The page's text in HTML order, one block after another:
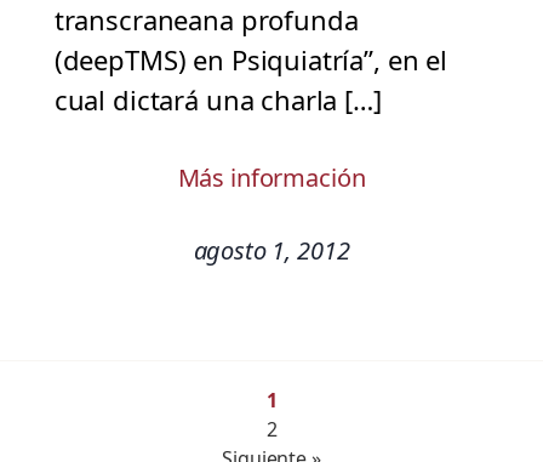
transcraneana profunda
(deepTMS) en Psiquiatría”, en el
cual dictará una charla […]
Más información
agosto 1, 2012
1
2